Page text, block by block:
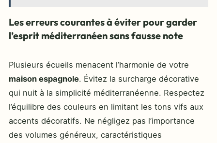
Les erreurs courantes à éviter pour garder
l’esprit méditerranéen sans fausse note
Plusieurs écueils menacent l’harmonie de votre
maison espagnole. Évitez la surcharge décorative
qui nuit à la simplicité méditerranéenne. Respectez
l’équilibre des couleurs en limitant les tons vifs aux
accents décoratifs. Ne négligez pas l’importance
des volumes généreux, caractéristiques